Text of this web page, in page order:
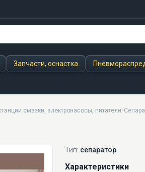
Запчасти, оснастка
смазки, электронасосы, питатели/
Тип: сепаратор
Характеристики